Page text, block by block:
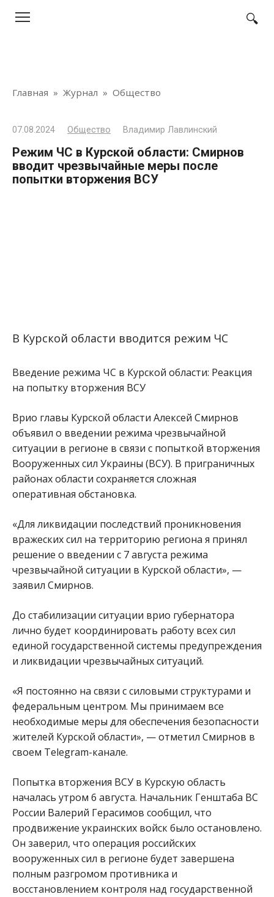
Главная » Журнал » Общество
07.08.2024 Общество Владимир Лавлинский
Режим ЧС в Курской области: Смирнов
вводит чрезвычайные меры после
попытки вторжения ВСУ
В Курской области вводится режим ЧС
Введение режима ЧС в Курской области: Реакция
на попытку вторжения ВСУ
Врио главы Курской области Алексей Смирнов
объявил о введении режима чрезвычайной
ситуации в регионе в связи с попыткой вторжения
Вооруженных сил Украины (ВСУ). В приграничных
районах области сохраняется сложная
оперативная обстановка.
«Для ликвидации последствий проникновения
вражеских сил на территорию региона я принял
решение о введении с 7 августа режима
чрезвычайной ситуации в Курской области», —
заявил Смирнов.
До стабилизации ситуации врио губернатора
лично будет координировать работу всех сил
единой государственной системы предупреждения
и ликвидации чрезвычайных ситуаций.
«Я постоянно на связи с силовыми структурами и
федеральным центром. Мы принимаем все
необходимые меры для обеспечения безопасности
жителей Курской области», — отметил Смирнов в
своем Telegram-канале.
Попытка вторжения ВСУ в Курскую область
началась утром 6 августа. Начальник Генштаба ВС
России Валерий Герасимов сообщил, что
продвижение украинских войск было остановлено.
Он заверил, что операция российских
вооруженных сил в регионе будет завершена
полным разгромом противника и
восстановлением контроля над государственной